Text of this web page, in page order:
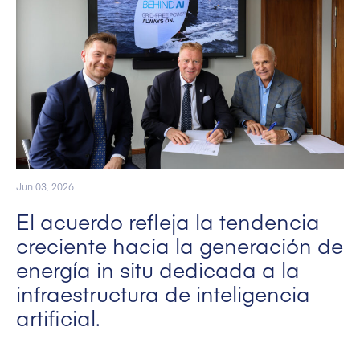
Jun 03, 2026
El acuerdo refleja la tendencia
creciente hacia la generación de
energía in situ dedicada a la
infraestructura de inteligencia
artificial.